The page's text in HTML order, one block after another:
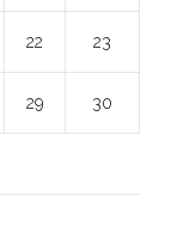
22 23
29 30